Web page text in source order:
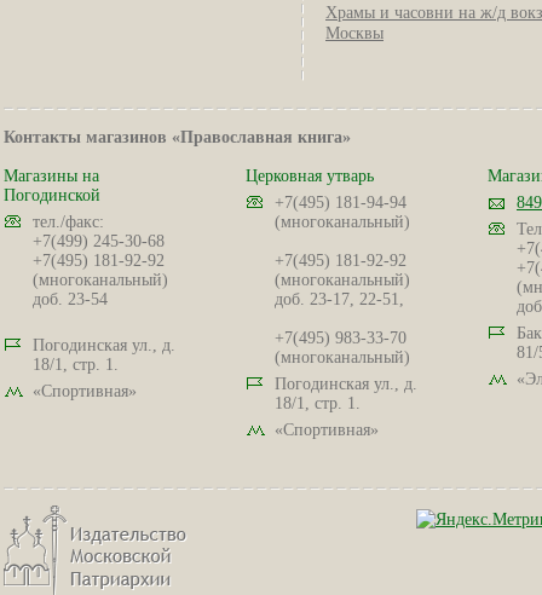
Храмы и часовни на ж/д
Москвы
Контакты магазинов «Православная книга»
Магазины на
Погодинской
тел./факс:
+7(499) 245-30-68
+7(495) 181-92-92
(многоканальный)
доб. 23-54
Погодинская ул., д.
18/1, стр. 1.
«Спортивная»
Церковная утварь
+7(495) 181-94-94
(многоканальный)
+7(495) 181-92-92
(многоканальный)
доб. 23-17, 22-51,
+7(495) 983-33-70
(многоканальный)
Погодинская ул., д.
18/1, стр. 1.
«Спортивная»
81/